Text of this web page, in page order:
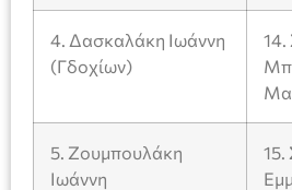
4. Δασκαλάκη Ιωάννη
(Γδοχίων)
5. Ζουμπουλάκη
Ιωάννη
15.